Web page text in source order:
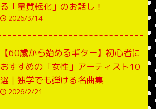
る「量質転化」のお話し！
2026/3/14
【60歳から始めるギター】初心者に
おすすめの「女性」アーティスト10
選｜独学でも弾ける名曲集
2026/2/21